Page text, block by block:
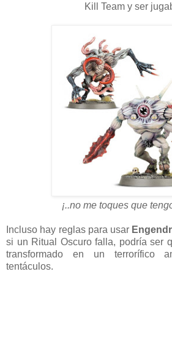
Kill Team y ser
¡..no me toques que
Incluso hay reglas para usar
si un Ritual Oscuro falla, podría ser
transformado en un terrorífico
tentáculos.